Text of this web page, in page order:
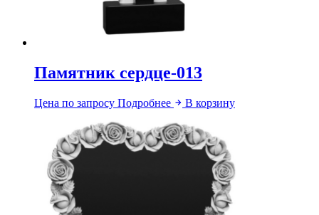
Памятник сердце-013
Цена по запросу Подробнее В корзину